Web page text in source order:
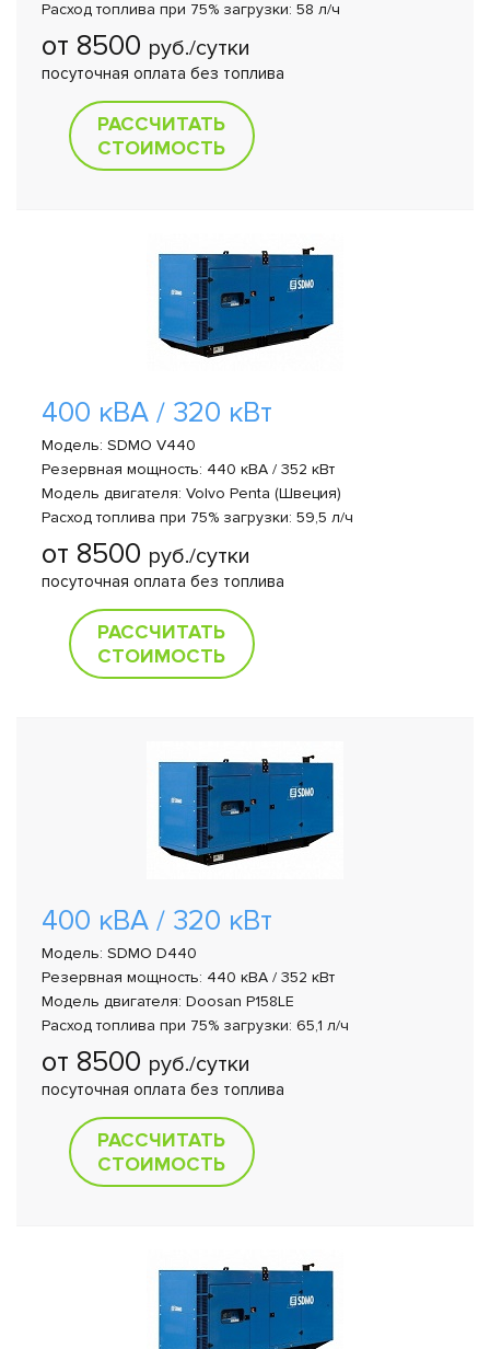
Расход топлива при 75% загрузки: 58 л/ч
от 8500 руб./сутки
посуточная оплата без топлива
РАССЧИТАТЬ
СТОИМОСТЬ
400 кВА / 320 кВт
Модель: SDMO V440
Резервная мощность: 440 кВА / 352 кВт
Модель двигателя: Volvo Penta (Швеция)
Расход топлива при 75% загрузки: 59,5 л/ч
от 8500 руб./сутки
посуточная оплата без топлива
РАССЧИТАТЬ
СТОИМОСТЬ
400 кВА / 320 кВт
Модель: SDMO D440
Резервная мощность: 440 кВА / 352 кВт
Модель двигателя: Doosan P158LE
Расход топлива при 75% загрузки: 65,1 л/ч
от 8500 руб./сутки
посуточная оплата без топлива
РАССЧИТАТЬ
СТОИМОСТЬ